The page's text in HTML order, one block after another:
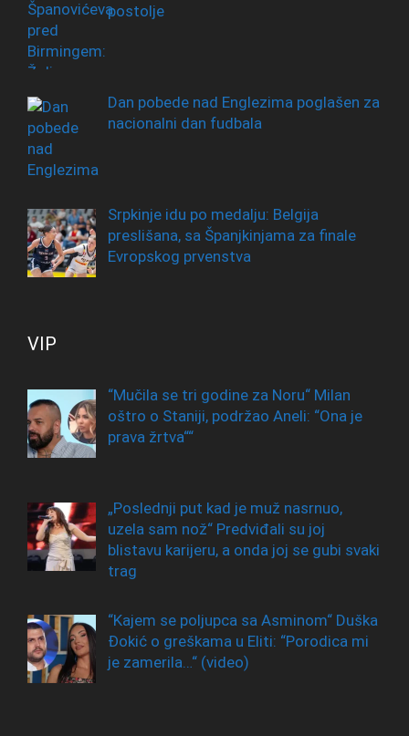
postolje
Dan pobede nad Englezima poglašen za
nacionalni dan fudbala
Srpkinje idu po medalju: Belgija
preslišana, sa Španjkinjama za finale
Evropskog prvenstva
VIP
“Mučila se tri godine za Noru“ Milan
oštro o Staniji, podržao Aneli: “Ona je
prava žrtva““
„Poslednji put kad je muž nasrnuo,
uzela sam nož“ Predviđali su joj
blistavu karijeru, a onda joj se gubi svaki
trag
“Kajem se poljupca sa Asminom“ Duška
Đokić o greškama u Eliti: “Porodica mi
je zamerila…“ (video)